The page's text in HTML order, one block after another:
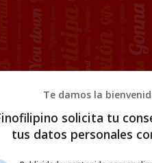
por 15€
una camiseta
Te damos la
solicita tu
tus datos personales